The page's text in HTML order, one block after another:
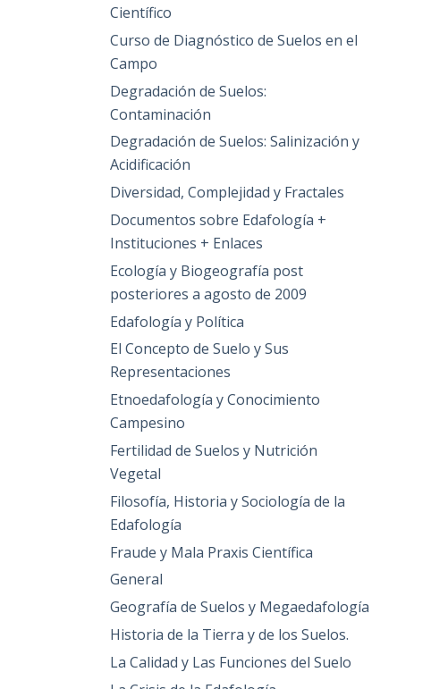
Científico
Curso de Diagnóstico de Suelos en el
Campo
Degradación de Suelos:
Contaminación
Degradación de Suelos: Salinización y
Acidificación
Diversidad, Complejidad y Fractales
Documentos sobre Edafología +
Instituciones + Enlaces
Ecología y Biogeografía post
posteriores a agosto de 2009
Edafología y Política
El Concepto de Suelo y Sus
Representaciones
Etnoedafología y Conocimiento
Campesino
Fertilidad de Suelos y Nutrición
Vegetal
Filosofía, Historia y Sociología de la
Edafología
Fraude y Mala Praxis Científica
General
Geografía de Suelos y Megaedafología
Historia de la Tierra y de los Suelos.
La Calidad y Las Funciones del Suelo